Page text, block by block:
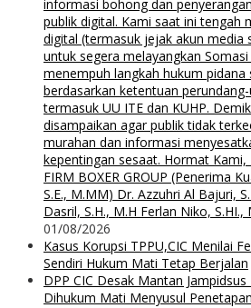
informasi bohong dan
publik digital. Kami saat ini tengah
digital (termasuk jejak akun media
untuk segera melayangkan
menempuh langkah hukum pidana
berdasarkan ketentuan
termasuk UU ITE dan KUHP.
disampaikan agar publik tidak
murahan dan informasi
kepentingan sesaat. Hormat Kami,
FIRM BOXER GROUP (Penerima
S.E., M.MM) Dr. Azzuhri Al Bajuri,
Dasril, S.H., M.H Ferlan Niko, S.HI.,
01/08/2026
Kasus Korupsi TPPU,CIC Menilai
Sendiri Hukum Mati Tetap Berjalan
DPP CIC Desak Mantan
Dihukum Mati Menyusul